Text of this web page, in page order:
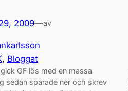
2009—av
, Bloggat
GF lös med en massa
sedan sparade ner och skrev